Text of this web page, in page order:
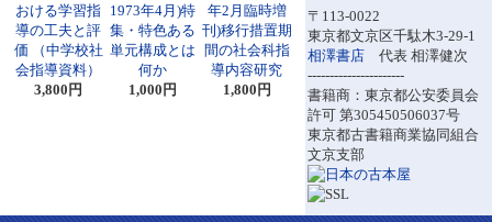
〒113-0022
東京都文京区千駄木3-29-1
相澤書店 代表 相澤健次
----------------------
書籍商：東京都公安委員会
許可 第305450506037号
東京都古書籍商業協同組合
文京支部
おける学習指
導の工夫と評
価 （中学校社
会指導資料）
3,800円
1973年4月)特
集・特色ある
単元構成とは
何か
1,000円
年2月臨時増
刊)移行措置期
間の社会科指
導内容研究
1,800円